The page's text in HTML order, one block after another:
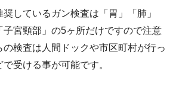
しているガン検査は「胃」「肺」
子宮頸部」の5ヶ所だけですので注意
検査は人間ドックや市区町村が行っ
受ける事が可能です。